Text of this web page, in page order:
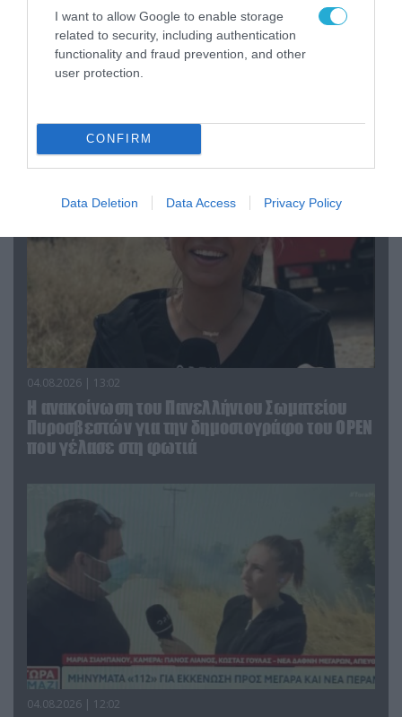
I want to allow Google to enable storage
related to security, including authentication
functionality and fraud prevention, and other
user protection.
CONFIRM
Data Deletion Data Access Privacy Policy
04.08.2026 | 15:02
υπουργό Ι.Βαρβιτσιώτη (φωτο)
04.08.2026 | 13:02
Η ανακοίνωση του Πανελλήνιου Σωματείου
Πυροσβεστών για την δημοσιογράφο του OPEN
που γέλασε στη φωτιά
04.08.2026 | 12:02